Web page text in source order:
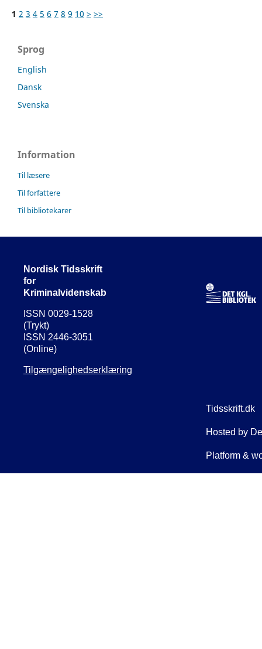
1 2 3 4 5 6 7 8 9 10 > >>
Sprog
English
Dansk
Svenska
Information
Til læsere
Til forfattere
Til bibliotekarer
Nordisk Tidsskrift
for
Kriminalvidenskab
ISSN 0029-1528
(Trykt)
ISSN 2446-3051
(Online)
Tilgængelighedserklæring